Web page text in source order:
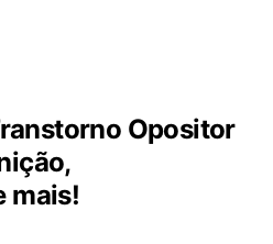
Opositor
mais!